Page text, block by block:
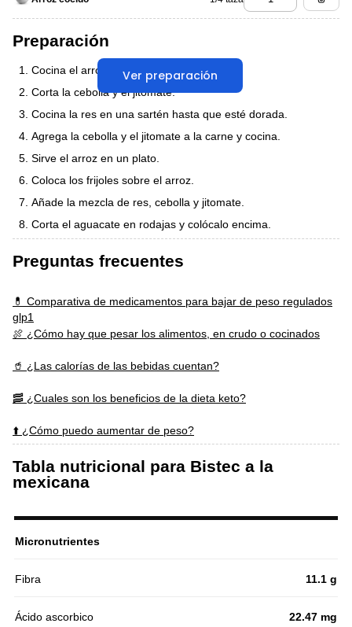
Ver preparación
Preparación
Cocina el arroz.
Corta la cebolla y el jitomate.
Cocina la res en una sartén hasta que esté dorada.
Agrega la cebolla y el jitomate a la carne y cocina.
Sirve el arroz en un plato.
Coloca los frijoles sobre el arroz.
Añade la mezcla de res, cebolla y jitomate.
Corta el aguacate en rodajas y colócalo encima.
Preguntas frecuentes
💊 Comparativa de medicamentos para bajar de peso regulados
glp1
🍖 ¿Cómo hay que pesar los alimentos, en crudo o cocinados
🥤 ¿Las calorías de las bebidas cuentan?
🥓 ¿Cuales son los beneficios de la dieta keto?
⬆️ ¿Cómo puedo aumentar de peso?
Tabla nutricional para Bistec a la
mexicana
Micronutrientes
Fibra 11.1 g
Ácido ascorbico 22.47 mg